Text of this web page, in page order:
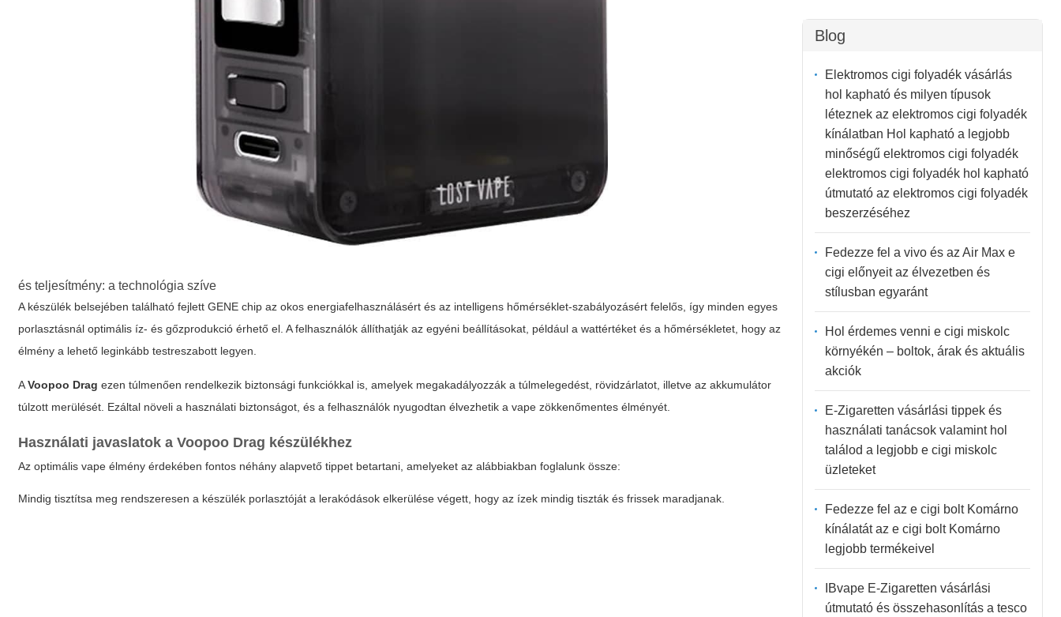
és teljesítmény: a technológia szíve
A készülék belsejében található fejlett GENE chip az okos energiafelhasználásért és az intelligens hőmérséklet-szabályozásért felelős, így minden egyes
porlasztásnál optimális íz- és gőzprodukció érhető el. A felhasználók állíthatják az egyéni beállításokat, például a wattértéket és a hőmérsékletet, hogy az
élmény a lehető leginkább testreszabott legyen.
AVoopoo Drag ezen túlmenően rendelkezik biztonsági funkciókkal is, amelyek megakadályozzák a túlmelegedést, rövidzárlatot, illetve az akkumulátor
túlzott merülését. Ezáltal növeli a használati biztonságot, és a felhasználók nyugodtan élvezhetik a vape zökkenőmentes élményét.
Használati javaslatok aVoopoo Drag készülékhez
Az optimális vape élmény érdekében fontos néhány alapvető tippet betartani, amelyeket az alábbiakban foglalunk össze:
Mindig tisztítsa meg rendszeresen a készülék porlasztóját a lerakódások elkerülése végett, hogy az ízek mindig tiszták és frissek maradjanak.
Blog
Elektromos cigi folyadék vásárlás
hol kapható és milyen típusok
léteznek az elektromos cigi folyadék
kínálatban Hol kapható a legjobb
minőségű elektromos cigi folyadék
elektromos cigi folyadék hol kapható
útmutató az elektromos cigi folyadék
beszerzéséhez
Fedezze fel a vivo és az Air Max e
cigi előnyeit az élvezetben és
stílusban egyaránt
Hol érdemes venni e cigi miskolc
környékén – boltok, árak és aktuális
akciók
E-Zigaretten vásárlási tippek és
használati tanácsok valamint hol
találod a legjobb e cigi miskolc
üzleteket
Fedezze fel az e cigi bolt Komárno
kínálatát az e cigi bolt Komárno
legjobb termékeivel
IBvape E-Zigaretten vásárlási
útmutató és összehasonlítás a tesco